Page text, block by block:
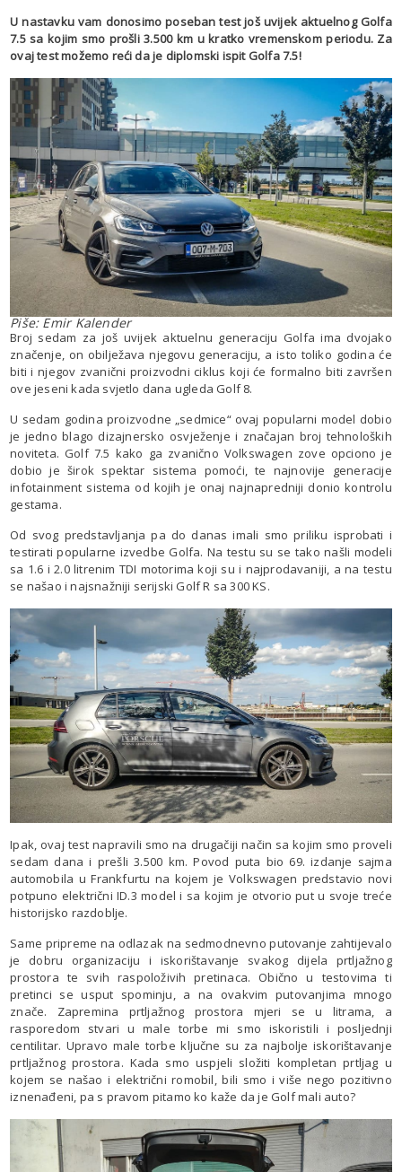
U nastavku vam donosimo poseban test još uvijek aktuelnog Golfa
7.5 sa kojim smo prošli 3.500 km u kratko vremenskom periodu. Za
ovaj test možemo reći da je diplomski ispit Golfa 7.5!
Piše: Emir Kalender
Broj sedam za još uvijek aktuelnu generaciju Golfa ima dvojako
značenje, on obilježava njegovu generaciju, a isto toliko godina će
biti i njegov zvanični proizvodni ciklus koji će formalno biti završen
ove jeseni kada svjetlo dana ugleda Golf 8.
U sedam godina proizvodne „sedmice“ ovaj popularni model dobio
je jedno blago dizajnersko osvježenje i značajan broj tehnoloških
noviteta. Golf 7.5 kako ga zvanično Volkswagen zove opciono je
dobio je širok spektar sistema pomoći, te najnovije generacije
infotainment sistema od kojih je onaj najnapredniji donio kontrolu
gestama.
Od svog predstavljanja pa do danas imali smo priliku isprobati i
testirati popularne izvedbe Golfa. Na testu su se tako našli modeli
sa 1.6 i 2.0 litrenim TDI motorima koji su i najprodavaniji, a na testu
se našao i najsnažniji serijski Golf R sa 300 KS.
Ipak, ovaj test napravili smo na drugačiji način sa kojim smo proveli
sedam dana i prešli 3.500 km. Povod puta bio 69. izdanje sajma
automobila u Frankfurtu na kojem je Volkswagen predstavio novi
potpuno električni ID.3 model i sa kojim je otvorio put u svoje treće
historijsko razdoblje.
Same pripreme na odlazak na sedmodnevno putovanje zahtijevalo
je dobru organizaciju i iskorištavanje svakog dijela prtljažnog
prostora te svih raspoloživih pretinaca. Obično u testovima ti
pretinci se usput spominju, a na ovakvim putovanjima mnogo
znače. Zapremina prtljažnog prostora mjeri se u litrama, a
rasporedom stvari u male torbe mi smo iskoristili i posljednji
centilitar. Upravo male torbe ključne su za najbolje iskorištavanje
prtljažnog prostora. Kada smo uspjeli složiti kompletan prtljag u
kojem se našao i električni romobil, bili smo i više nego pozitivno
iznenađeni, pa s pravom pitamo ko kaže da je Golf mali auto?